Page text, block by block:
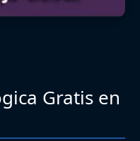
Gratis en